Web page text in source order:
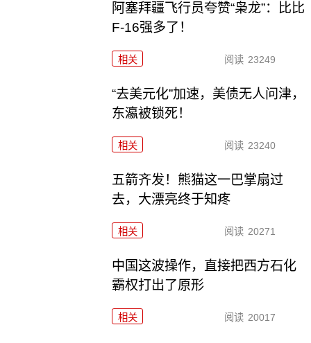
阿塞拜疆飞行员夸赞“枭龙”：比比
F-16强多了！
相关 阅读 23249
“去美元化”加速，美债无人问津，
东瀛被锁死！
相关 阅读 23240
五箭齐发！熊猫这一巴掌扇过
去，大漂亮终于知疼
相关 阅读 20271
中国这波操作，直接把西方石化
霸权打出了原形
相关 阅读 20017